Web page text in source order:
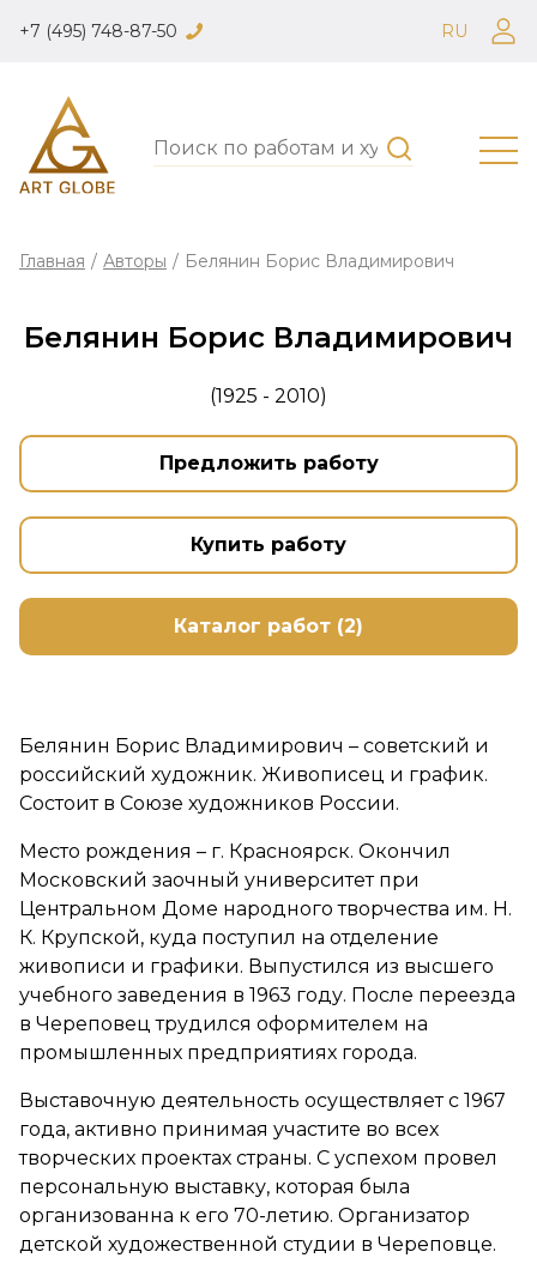
+7 (495) 748-87-50 RU
Главная / Авторы / Белянин Борис Владимирович
Белянин Борис Владимирович
(1925 - 2010)
Предложить работу
Купить работу
Каталог работ (2)
Белянин Борис Владимирович – советский и
российский художник. Живописец и график.
Состоит в Союзе художников России.
Место рождения – г. Красноярск. Окончил
Московский заочный университет при
Центральном Доме народного творчества им. Н.
К. Крупской, куда поступил на отделение
живописи и графики. Выпустился из высшего
учебного заведения в 1963 году. После переезда
в Череповец трудился оформителем на
промышленных предприятиях города.
Выставочную деятельность осуществляет с 1967
года, активно принимая участите во всех
творческих проектах страны. С успехом провел
персональную выставку, которая была
организованна к его 70-летию. Организатор
детской художественной студии в Череповце.